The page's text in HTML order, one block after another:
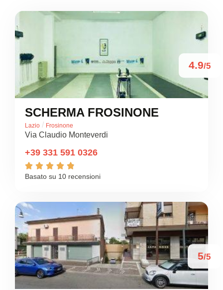
4.9/5
SCHERMA FROSINONE
Lazio / Frosinone
Via Claudio Monteverdi
+39 331 591 0326
    
Basato su 10 recensioni
5/5